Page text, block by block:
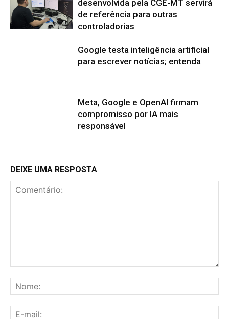
desenvolvida pela CGE-MT servirá
de referência para outras
controladorias
Google testa inteligência artificial
para escrever notícias; entenda
Meta, Google e OpenAI firmam
compromisso por IA mais
responsável
DEIXE UMA RESPOSTA